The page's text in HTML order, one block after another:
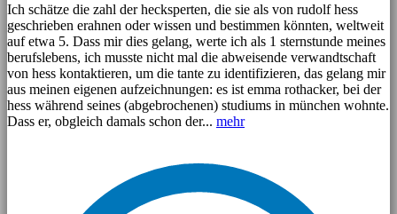
Ich schätze die zahl der hecksperten, die sie als von rudolf hess
geschrieben erahnen oder wissen und bestimmen könnten, weltweit
auf etwa 5. Dass mir dies gelang, werte ich als 1 sternstunde meines
berufslebens, ich musste nicht mal die abweisende verwandtschaft
von hess kontaktieren, um die tante zu identifizieren, das gelang mir
aus meinen eigenen aufzeichnungen: es ist emma rothacker, bei der
hess während seines (abgebrochenen) studiums in münchen wohnte.
Dass er, obgleich damals schon der... mehr